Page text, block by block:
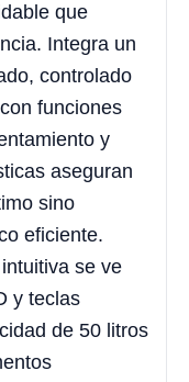
que
Integra un
controlado
funciones
y
aseguran
sino
eficiente.
se ve
y teclas
de 50 litros